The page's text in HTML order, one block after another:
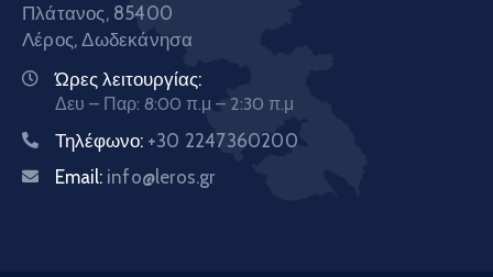
Πλάτανος, 85400
Λέρος, Δωδεκάνησα
Ώρες λειτουργίας:
Δευ – Παρ: 8:00 π.μ – 2:30 π.μ
Τηλέφωνο: +30 2247360200
Email: info@leros.gr